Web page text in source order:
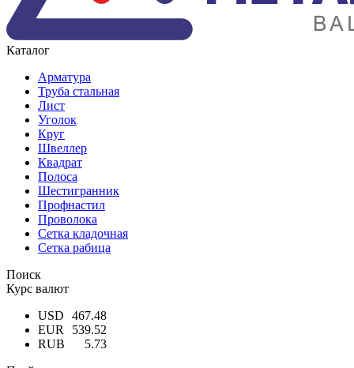
Каталог
Арматура
Труба стальная
Лист
Уголок
Круг
Швеллер
Квадрат
Полоса
Шестигранник
Профнастил
Проволока
Сетка кладочная
Сетка рабица
Поиск
Курс валют
USD
467.48
EUR
539.52
RUB
5.73